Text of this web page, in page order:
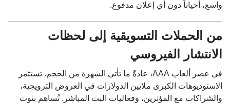
واسع، أحياناً دون أي إعلان مدفوع.
من الحملات التسويقية إلى لحظات
الانتشار الفيروسي
في عصر ألعاب AAA، عادةً ما تأتي الشهرة من الحجم. تستثمر
الاستوديوهات الكبرى ملايين الدولارات في العروض الترويجية،
والشراكات مع المؤثرين، وفعاليات البث المباشر. تُساهم بثوث